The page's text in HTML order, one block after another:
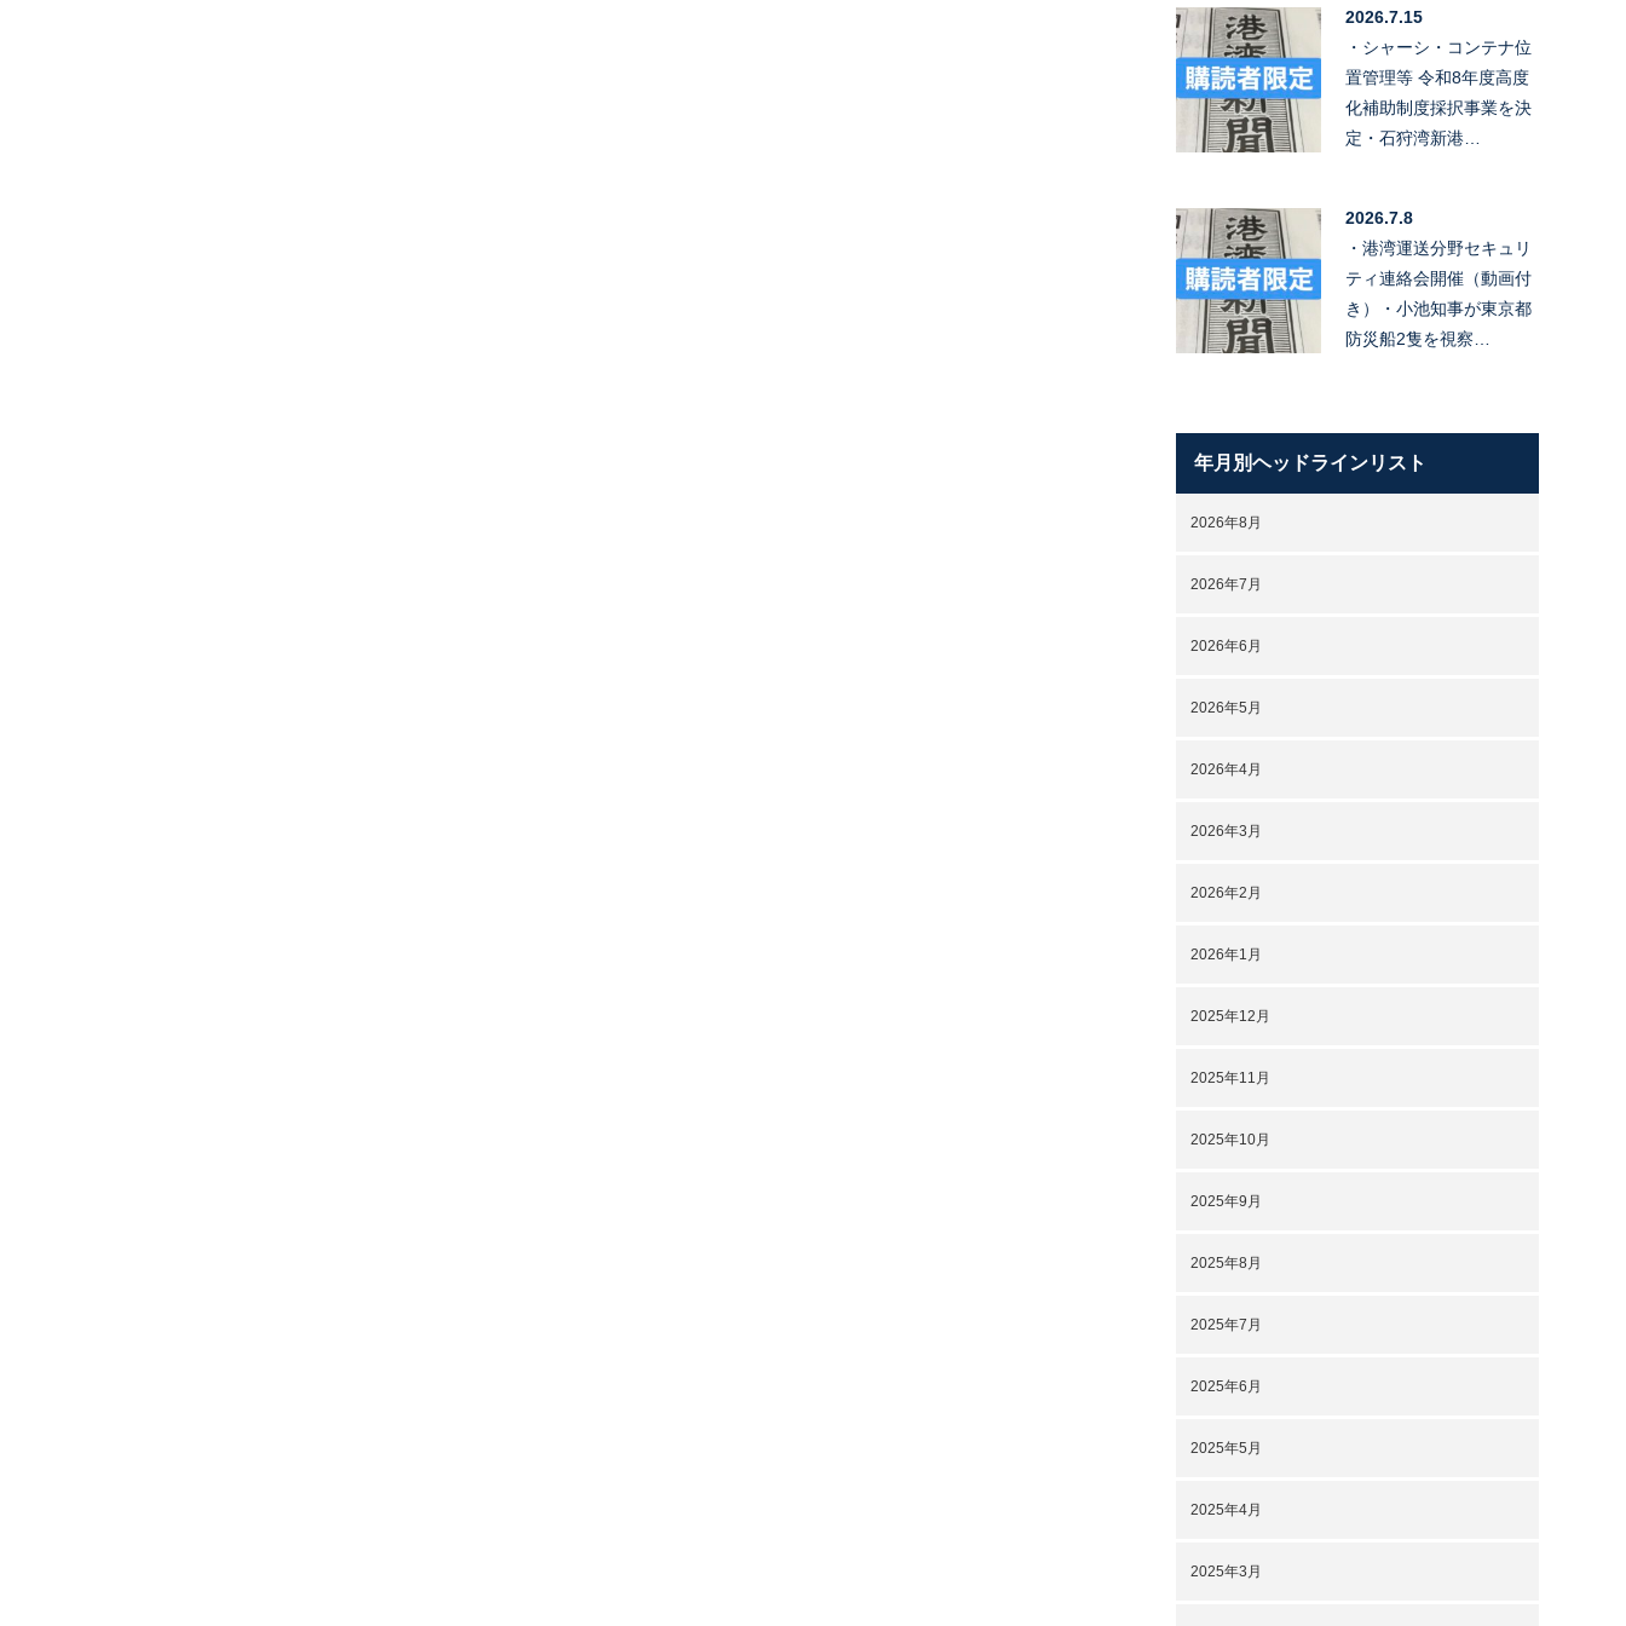
2026.7.15
・シャーシ・コンテナ位
置管理等 令和8年度高度
化補助制度採択事業を決
定・石狩湾新港…
2026.7.8
・港湾運送分野セキュリ
ティ連絡会開催（動画付
き）・小池知事が東京都
防災船2隻を視察…
年月別ヘッドラインリスト
2026年8月
2026年7月
2026年6月
2026年5月
2026年4月
2026年3月
2026年2月
2026年1月
2025年12月
2025年11月
2025年10月
2025年9月
2025年8月
2025年7月
2025年6月
2025年5月
2025年4月
2025年3月